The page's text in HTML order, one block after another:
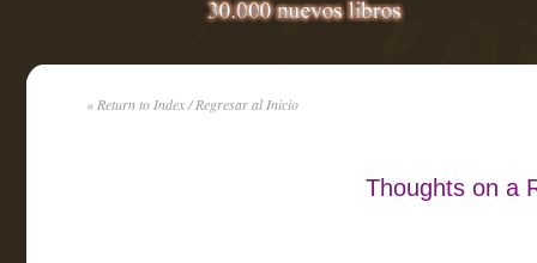
« Return to Index / Regresar al Inicio
Thoughts on a